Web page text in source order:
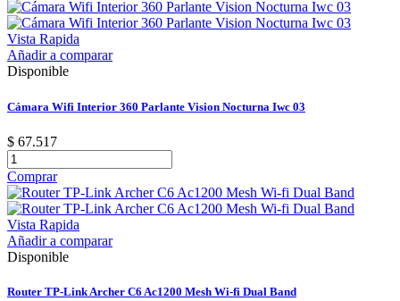
Vista Rapida
Añadir a comparar
Disponible
Cámara Wifi Interior 360 Parlante Vision Nocturna Iwc 03
$ 67.517
Comprar
Vista Rapida
Añadir a comparar
Disponible
Router TP-Link Archer C6 Ac1200 Mesh Wi-fi Dual Band